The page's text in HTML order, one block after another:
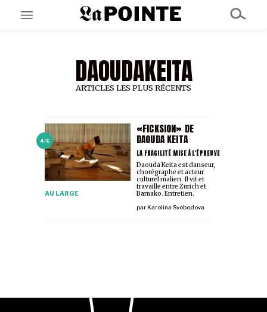
EN CE MOMENT
GRAND ANGLE
AU LARGE
À PROPOS
NOS PARTENAIRES
DAOUDAKEITA
ARTICLES LES PLUS RÉCENTS
4/6
«FICKSION» DE
DAOUDA KEITA
LA FRAGILITÉ MISE À L'ÉPREUVE
AU LARGE
parKarolina Svobodova
Daouda Keita est danseur,
chorégraphe et acteur
culturel malien. Il vit et
travaille entre Zurich et
Bamako. Entretien.